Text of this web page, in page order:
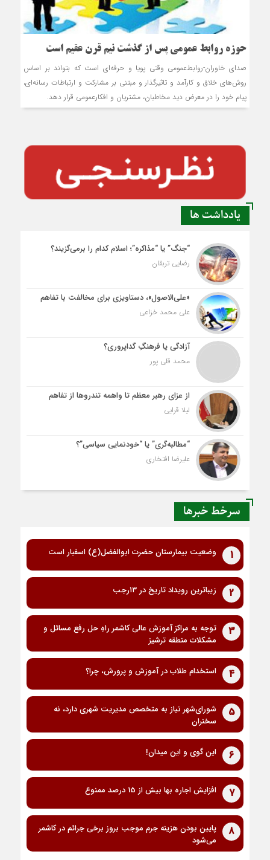
حوزه روابط عمومی پس از گذشت نیم قرن عقیم است
صدای خاوران-روابط‌عمومی وقتی پویا و حرفه‌ای است که بتواند بر اساس
روش‌های خلاق و کارآمد و تاثیرگذار و مبتنی بر مشارکت و ارتباطات رسانه‌ای،
پیام خود را در معرض دید مخاطبان، مشتریان و افکارعمومی قرار دهد.
یادداشت ها
“جنگ” یا “مذاکره”؛ اسلام کدام را برمی‌گزیند؟
رضایی تربقان
«علی‌الاصول»، دستاویزی برای مخالفت با تفاهم
علی محمد خزاعی
آزادگی یا فرهنگِ گداپروری؟
محمد قلی پور
از عزای رهبر معظم تا واهمه تندروها از تفاهم
لیلا قرایی
“مطالبه‌گری” یا “خودنمایی سیاسی”؟
علیرضا افتخاری
سرخط خبرها
1 وضعیت بیمارستان حضرت ابوالفضل(ع) اسفبار است
2 زیباترین رویداد تاریخ در ۱۳رجب
3
توجه به مراکز آموزش عالی کاشمر راهِ حل رفع مسائل و
مشکلات منطقه ترشیز
4 استخدام طلاب در آموزش و پرورش، چرا؟
5
شورای‌شهر نیاز به متخصص مدیریت شهری دارد، نه
سخنران
6 این گوی و این میدان!
7 افزایش اجاره بها بیش از 15 درصد ممنوع
8
پایین بودن هزینه جرم موجب بروز برخی جرائم در کاشمر
می‌شود